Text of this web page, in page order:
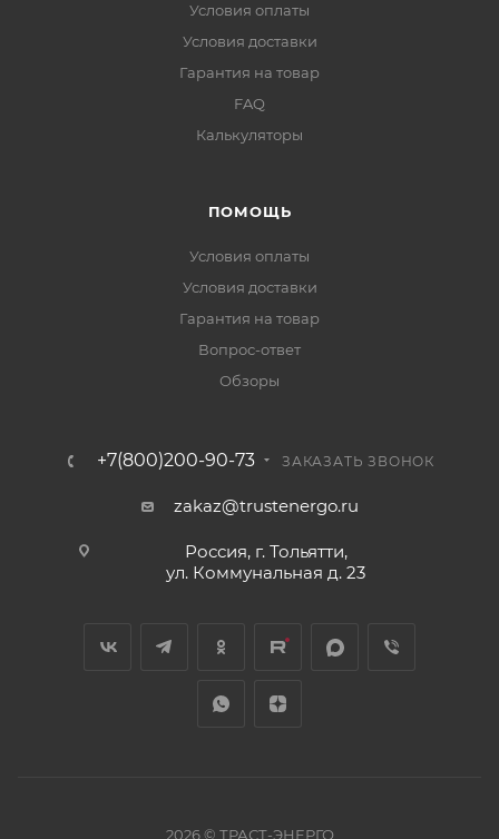
Условия оплаты
Условия доставки
Гарантия на товар
FAQ
Калькуляторы
ПОМОЩЬ
Условия оплаты
Условия доставки
Гарантия на товар
Вопрос-ответ
Обзоры
+7(800)200-90-73 ЗАКАЗАТЬ ЗВОНОК
zakaz@trustenergo.ru
Россия, г. Тольятти,
ул. Коммунальная д. 23
2026 © ТРАСТ-ЭНЕРГО